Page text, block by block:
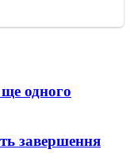
одного
завершення